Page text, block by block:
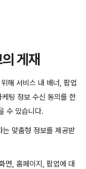
게재
해 서비스 내 배너, 팝업
팅 정보 수신 동의를 한
수 있습니다.
맞춤형 정보를 제공받
면, 홈페이지, 팝업에 대